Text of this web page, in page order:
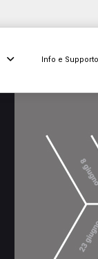
Info e Supporto